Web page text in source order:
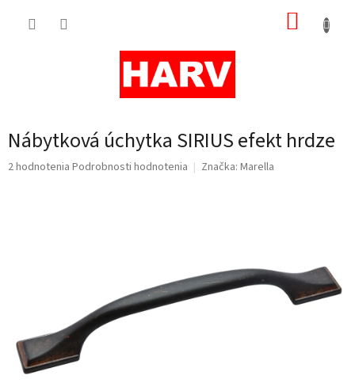
Nábytková úchytka SIRIUS efekt hrdze
Priemerné
2 hodnotenia Podrobnosti hodnotenia Značka: Marella